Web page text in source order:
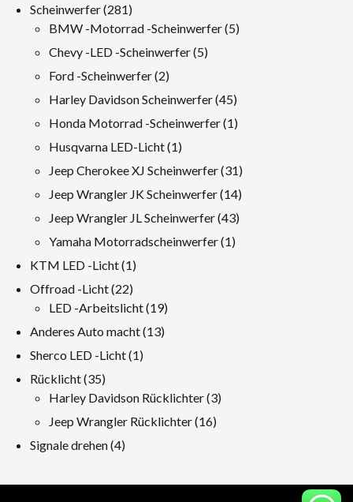
Scheinwerfer 281281
Produkte
BMW -Motorrad -Scheinwerfer 55
Chevy -LED -Scheinwerfer 55
Ford -Scheinwerfer 22
Produkte
Harley Davidson Scheinwerfer 4545
Produkte
Honda Motorrad -Scheinwerfer 11
Husqvarna LED-Licht 11
Produkt
Jeep Cherokee XJ Scheinwerfer 3131
Produkte
Jeep Wrangler JK Scheinwerfer 1414
Produkte
Jeep Wrangler JL Scheinwerfer 4343
Yamaha Motorradscheinwerfer 11
KTM LED -Licht 11
Produkt
Offroad -Licht 2222
Produkte
LED -Arbeitslicht 1919
Produkte
Anderes Auto macht 1313
Sherco LED -Licht 11
Rücklicht 3535
Produkte
Harley Davidson Rücklichter 33
Jeep Wrangler Rücklichter 1616
Signale drehen 44